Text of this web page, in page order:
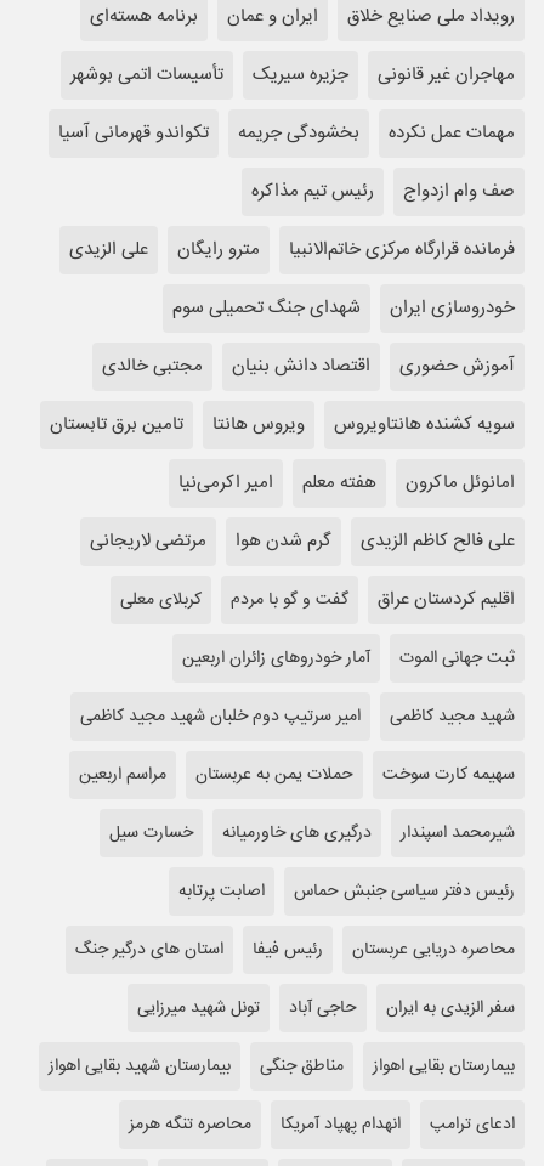
گفت و گو با مردم
کربلای معلی
ثبت جهانی الموت
آمار خودروهای زائران اربعین
شهید مجید کاظمی
امیر سرتیپ دوم خلبان شهید مجید کاظمی
سهیمه کارت سوخت حملات یمن به عربستان
مراسم اربعین
شیرمحمد اسپندار
درگیری های خاورمیانه
خسارت سیل
رئیس دفتر سیاسی جنبش حماس
اصابت پرتابه
محاصره دریایی عربستان
رئیس فیفا
استان های درگیر جنگ
سفر الزیدی به ایران
حاجی آباد
تونل شهید میرزایی
بیمارستان بقایی اهواز
مناطق جنگی بیمارستان شهید بقایی اهواز
ادعای ترامپ انهدام پهپاد آمریکا
محاصره تنگه هرمز
رویداد ملی صنایع خلاق
ایران و‌ عمان برنامه هسته‌ای
مهاجران غیر قانونی جزیره سیریک
تأسیسات اتمی بوشهر
مهمات عمل نکرده
بخشودگی جریمه
تکواندو قهرمانی آسیا
صف وام ازدواج
رئیس تیم مذاکره
فرمانده قرارگاه مرکزی خاتم‌الانبیا
مترو رایگان علی الزیدی
خودروسازی ایران شهدای جنگ تحمیلی سوم
آموزش حضوری اقتصاد دانش بنیان
مجتبی خالدی
سویه کشنده هانتاویروس
ویروس هانتا
تامین برق تابستان
امانوئل ماکرون
هفته معلم
امیر اکرمی‌نیا
علی فالح کاظم الزیدی
گرم شدن هوا
مرتضی لاریجانی
اقلیم کردستان عراق